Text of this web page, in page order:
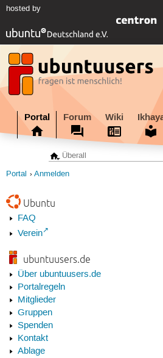
hosted by
Portal Forum Wiki
Portal Anmelden
Ubuntu
FAQ
Verein
ubuntuusers.de
Über ubuntuusers.de
Portalregeln
Mitglieder
Gruppen
Spenden
Kontakt
Ablage